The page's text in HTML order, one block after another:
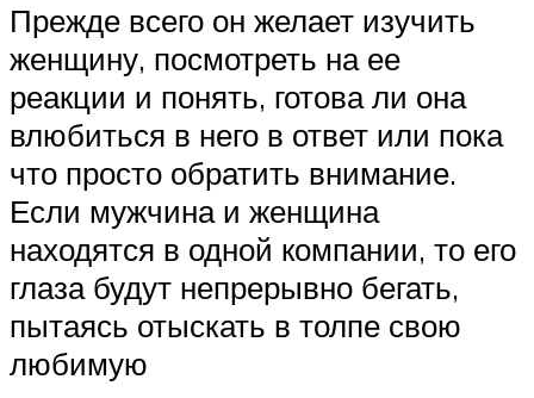
Прежде всего он желает изучить
женщину, посмотреть на ее
реакции и понять, готова ли она
влюбиться в него в ответ или пока
что просто обратить внимание.
Если мужчина и женщина
находятся в одной компании, то его
глаза будут непрерывно бегать,
пытаясь отыскать в толпе свою
любимую